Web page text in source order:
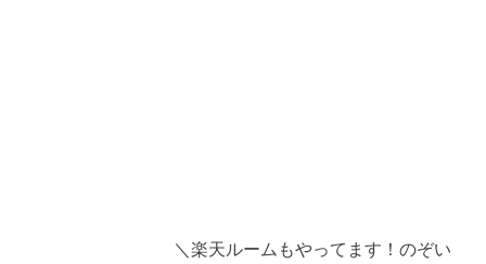
＼楽天ルームもやってます！のぞい